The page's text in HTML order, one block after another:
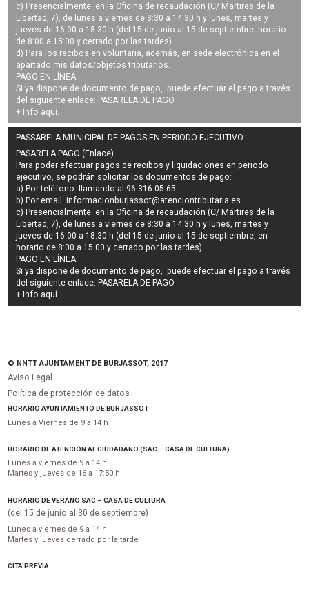
c) Presencialmente: en la Oficina de recaudación (C/ Mártires de la
Libertad, 7), de lunes a viernes de 8:30 a 14:30 h y lunes, martes y
jueves de 16:00 a 18:30 h (del 15 de junio al 15 de septiembre: horario
de 8:00 a 15:00 y cerrado por las tardes).
d) Para los recibos en voluntaria, además, en sede electrónica en el
apartado mis datos/objetos tributarios.
PAGO EN LÍNEA:
Si ya dispone de documento de pago, puede efectuar el pago a través
del siguiente enlace: PASARELA DE PAGO
+ Info aquí.
PASSARELA MUNICIPAL DE PAGOS EN PERIODO EJECUTIVO
PASARELA PAGO (Enlace)
Para poder efectuar pagos derecibos y liquidaciones en periodo
ejecutivo, se podrán solicitar los documentos de pago:
a) Por teléfono: llamando al 96 316 05 65.
b) Por email:informacionburjassot@atenciontributaria.es.
c) Presencialmente: en la Oficina de recaudación (C/ Mártires de la
Libertad, 7), de lunes a viernes de 8:30 a 14:30 h y lunes, martes y
jueves de 16:00 a 18:30 h (del 15 de junio al 15 de septiembre, en
horario de 8:00 a 15:00 y cerrado por las tardes).
PAGO EN LÍNEA:
Si ya dispone de documento de pago, puede efectuar el pago a través
del siguiente enlace: PASARELA DE PAGO
+ Info aquí.
© NNTT AJUNTAMENT DE BURJASSOT, 2017
Aviso Legal
Política de protección de datos
HORARIO AYUNTAMIENTO DE BURJASSOT
Lunes a Viernes de 9 a 14 h
HORARIO DE ATENCIÓN AL CIUDADANO (SAC – CASA DE CULTURA)
Lunes a viernes de 9 a 14 h
Martes y jueves de 16 a 17:50 h
HORARIO DE VERANO SAC – CASA DE CULTURA
(del 15 de junio al 30 de septiembre)
Lunes a viernes de 9 a 14 h
Martes y jueves cerrado por la tarde
CITA PREVIA